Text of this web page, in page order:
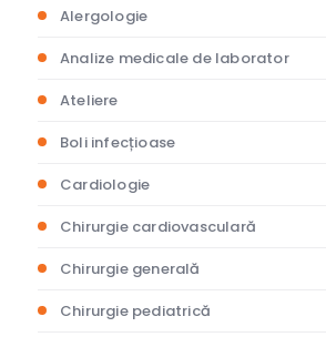
Alergologie
Analize medicale de laborator
Ateliere
Boli infecțioase
Cardiologie
Chirurgie cardiovasculară
Chirurgie generală
Chirurgie pediatrică